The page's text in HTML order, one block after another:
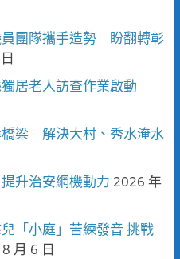
團隊攜手造勢 盼翻轉彰
居老人訪查作業啟動
梁 解決大村、秀水淹水
升治安網機動力 2026 年
「小庭」苦練發音 挑戰
月 6 日